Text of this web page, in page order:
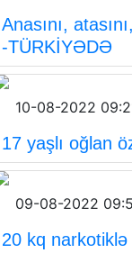
Anasını,
-TÜRKİYƏDƏ
10-08-2022
17 yaşlı oğlan
09-08-2022
20 kq